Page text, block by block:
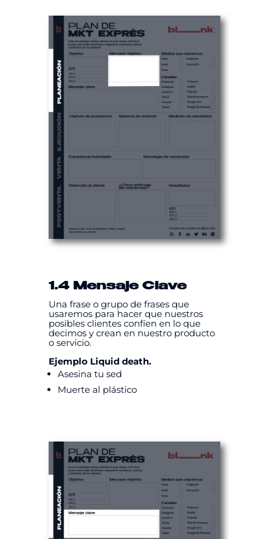
1.4 Mensaje Clave
Una frase o grupo de frases que
usaremos para hacer que nuestros
posibles clientes confíen en lo que
decimos y crean en nuestro producto
o servicio.
Ejemplo Liquid death.
Asesina tu sed
Muerte al plástico